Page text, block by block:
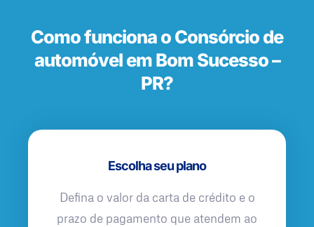
Como funciona o Consórcio de
automóvel em Bom Sucesso –
PR?
Escolha seu plano
Defina o valor da carta de crédito e o
prazo de pagamento que atendem ao